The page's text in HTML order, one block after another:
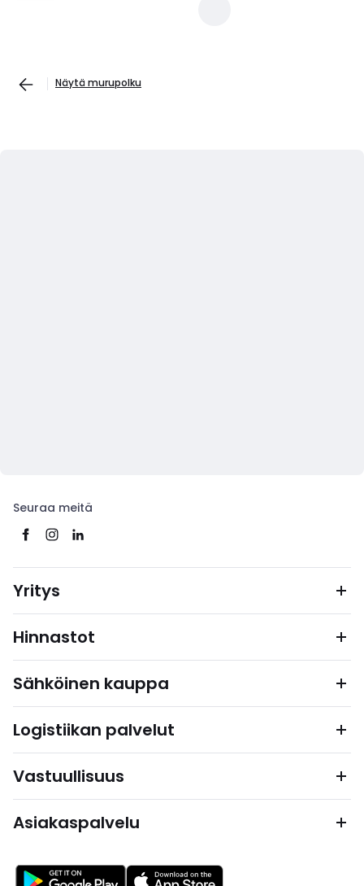
Näytä murupolku
Seuraa meitä
Yritys
Hinnastot
Sähköinen kauppa
Logistiikan palvelut
Vastuullisuus
Asiakaspalvelu